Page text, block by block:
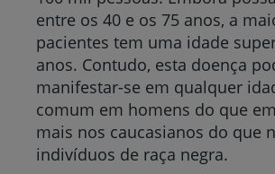
entre os 40 e os 75 anos, a
pacientes tem uma idade
anos. Contudo, esta doença
manifestar-se em qualquer
comum em homens do que
mais nos caucasianos do que
indivíduos de raça negra.